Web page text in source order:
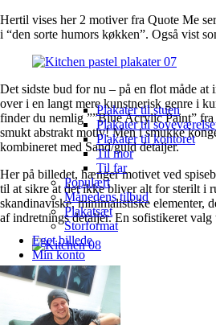
Plakater til stuen
Plakater til
Plakater til kontoret
Til mor
Til far
Populært
Månedens tilbud
Plakatsæt
Storformat
Eget billede
Min konto
Hertil vises her 2 motiver fra Quote Me
i “den sorte humors køkken”. Også vist
Det sidste bud for nu – på en flot måde at
over i en langt mere kunstnerisk genre i
finder du nemlig ””Blue Acrylic Paint” fra
smukt abstrakt motiv! Men i smukke
kombineret med Sand/guld detaljer.
Her på billedet, hænger motivet ved
til at sikre at det ikke bliver alt for sterilt i
skandinaviske, minimalistiske elementer,
af indretnings detaljer. En sofistikeret valg